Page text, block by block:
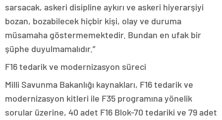
sarsacak, askeri disipline aykırı ve askeri hiyerarşiyi
bozan, bozabilecek hiçbir kişi, olay ve duruma
müsamaha göstermemektedir. Bundan en ufak bir
şüphe duyulmamalıdır.”
F16 tedarik ve modernizasyon süreci
Milli Savunma Bakanlığı kaynakları, F16 tedarik ve
modernizasyon kitleri ile F35 programına yönelik
sorular üzerine, 40 adet F16 Blok-70 tedariki ve 79 adet